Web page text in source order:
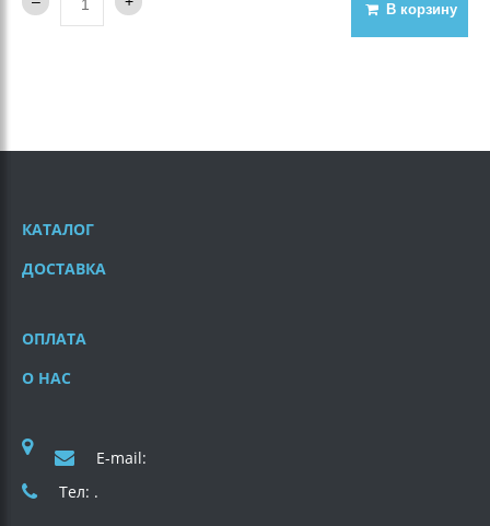
В корзину
КАТАЛОГ
ДОСТАВКА
ОПЛАТА
О НАС
E-mail:
Тел: .